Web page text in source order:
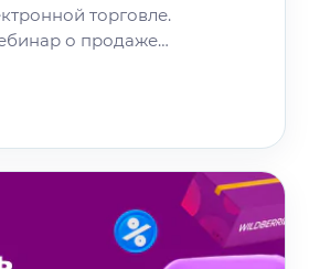
торговле.
о продаже
Вайлдберриз Начали